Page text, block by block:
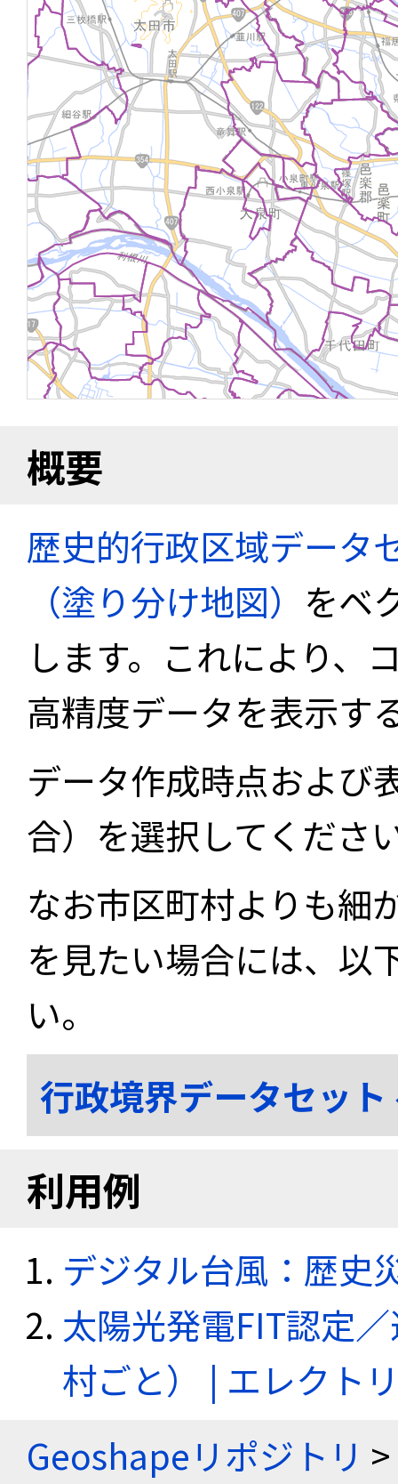
概要
歴史的行政区域データ
（塗り分け地図） をベ
します。これにより、
高精度データを表示す
データ作成時点および
合）を選択してくださ
なお市区町村よりも細
を見たい場合には、以
い。
行政境界データセッ
利用例
デジタル台風：歴史
太陽光発電FIT認定
村ごと） | エレクト
Geoshapeリポジトリ >